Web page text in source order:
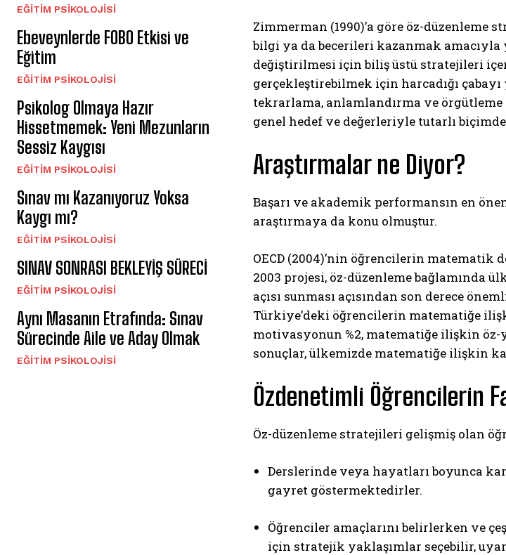
ABONE OL
Gizlilik politikasınıokudum,
EĞITIM PSIKOLOJISI
Ebeveynlerde FOBO Etkisi ve
Eğitim
EĞITIM PSIKOLOJISI
Psikolog Olmaya Hazır
Hissetmemek: Yeni Mezunların
Sessiz Kaygısı
EĞITIM PSIKOLOJISI
Sınav mı Kazanıyoruz Yoksa
Kaygı mı?
EĞITIM PSIKOLOJISI
SINAV SONRASI BEKLEYİŞ SÜRECİ
EĞITIM PSIKOLOJISI
Aynı Masanın Etrafında: Sınav
Sürecinde Aile ve Aday Olmak
EĞITIM PSIKOLOJISI
Zimmerman (1990)’a göre öz-düzenleme
bilgi ya da becerileri kazanmak
değiştirilmesi için biliş üstü stratejileri
gerçekleştirebilmek için harcadığı
tekrarlama, anlamlandırma ve örgütleme
genel hedef ve değerleriyle tutarlı
Araştırmalar ne Diyor?
Başarı ve akademik performansın en
araştırmaya da konu olmuştur.
OECD (2004)’nin öğrencilerin
2003 projesi, öz-düzenleme bağlamında
açısı sunması açısından son derece
Türkiye’deki öğrencilerin matematiğe
motivasyonun %2, matematiğe ilişkin
sonuçlar, ülkemizde matematiğe ilişkin
Özdenetimli Öğrencilerin
Öz-düzenleme stratejileri gelişmiş olan
Derslerinde veya hayatları boyunca
gayret göstermektedirler.
Öğrenciler amaçlarını belirlerken ve
için stratejik yaklaşımlar seçebilir,